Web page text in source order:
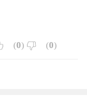
(0) (0)